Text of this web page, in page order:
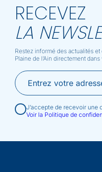
RECEVEZ
LA
Restez informé des actualités
Plaine de l’Ain directement
J’accepte de recevoir une
Voir la Politique de